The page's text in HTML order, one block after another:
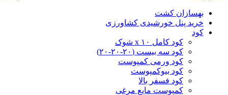
بهسازان کشت
خرید پنل خورشیدی کشاورزی
کود
کود کامل ۱۰ x شوک
کود سه بیست (۲۰-۲۰-۲۰)
کود ورمی کمپوست
کود بیوکمپوست
کود فسفر بالا
کمپوست مایع مرغی